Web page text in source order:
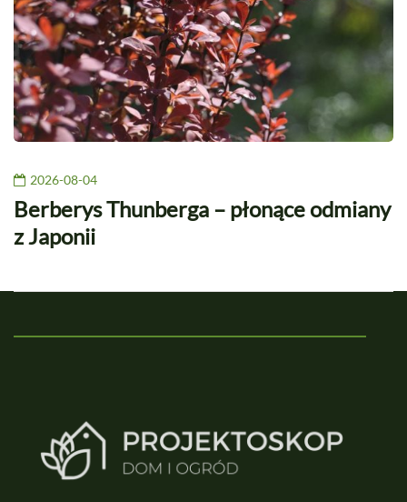
2026-08-04
Berberys Thunberga – płonące odmiany
z Japonii